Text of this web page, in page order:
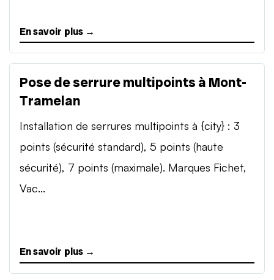
En savoir plus →
Pose de serrure multipoints à Mont-
Tramelan
Installation de serrures multipoints à {city} : 3
points (sécurité standard), 5 points (haute
sécurité), 7 points (maximale). Marques Fichet,
Vac...
En savoir plus →